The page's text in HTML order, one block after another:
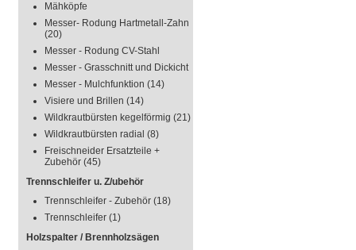
Mähköpfe
Messer- Rodung Hartmetall-Zahn
(20)
Messer - Rodung CV-Stahl
Messer - Grasschnitt und Dickicht
Messer - Mulchfunktion (14)
Visiere und Brillen (14)
Wildkrautbürsten kegelförmig (21)
Wildkrautbürsten radial (8)
Freischneider Ersatzteile +
Zubehör (45)
Trennschleifer u. Z/ubehör
Trennschleifer - Zubehör (18)
Trennschleifer (1)
Holzspalter / Brennholzsägen